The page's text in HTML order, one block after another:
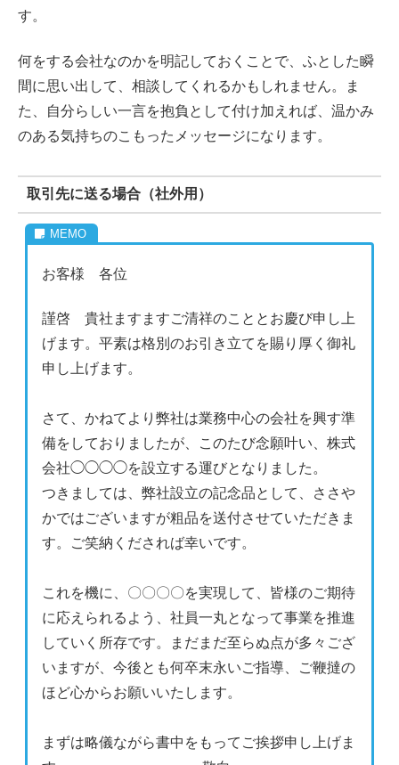
す。
何をする会社なのかを明記しておくことで、ふとした瞬
間に思い出して、相談してくれるかもしれません。ま
た、自分らしい一言を抱負として付け加えれば、温かみ
のある気持ちのこもったメッセージになります。
取引先に送る場合（社外用）
お客様 各位
謹啓 貴社ますますご清祥のこととお慶び申し上
げます。平素は格別のお引き立てを賜り厚く御礼
申し上げます。
さて、かねてより弊社は業務中心の会社を興す準
備をしておりましたが、このたび念願叶い、株式
会社◯◯◯◯を設立する運びとなりました。
つきましては、弊社設立の記念品として、ささや
かではございますが粗品を送付させていただきま
す。ご笑納くだされば幸いです。
これを機に、〇〇〇〇を実現して、皆様のご期待
に応えられるよう、社員一丸となって事業を推進
していく所存です。まだまだ至らぬ点が多々ござ
いますが、今後とも何卒末永いご指導、ご鞭撻の
ほど心からお願いいたします。
まずは略儀ながら書中をもってご挨拶申し上げま